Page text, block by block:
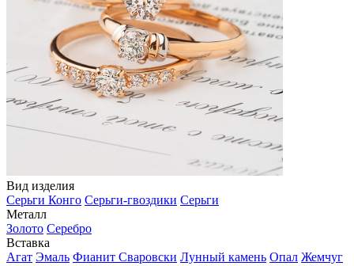
Вид изделия
Серьги Конго Серьги-гвоздики Серьги
Металл
Золото Серебро
Вставка
Агат Эмаль Фианит Сваровски Лунный камень Опал Жемчуг